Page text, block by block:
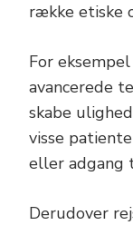
række etiske
For
avancerede
skabe
visse
eller adgang
Derudover